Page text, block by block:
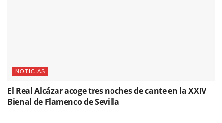
NOTICIAS
El Real Alcázar acoge tres noches de cante en la XXIV
Bienal de Flamenco de Sevilla